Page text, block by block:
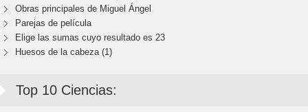
Obras principales de Miguel Ángel
Parejas de película
Elige las sumas cuyo resultado es 23
Huesos de la cabeza (1)
Top 10 Ciencias: